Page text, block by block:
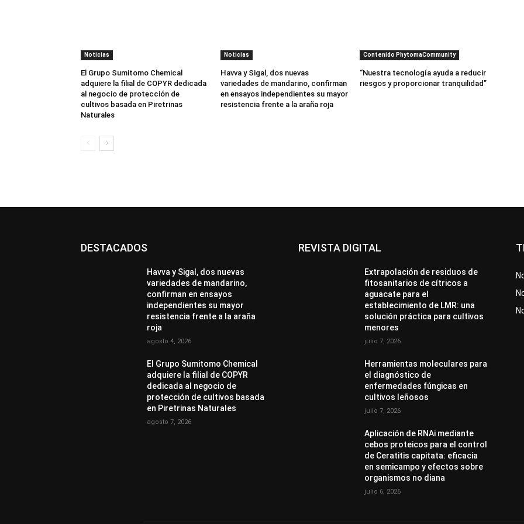
Noticias
El Grupo Sumitomo Chemical
adquiere la filial de COPYR dedicada
al negocio de protección de
cultivos basada en Piretrinas
Naturales
Noticias
Havva y Sigal, dos nuevas
variedades de mandarino, confirman
en ensayos independientes su mayor
resistencia frente a la araña roja
Contenido PhytomaCommunity
“Nuestra tecnología ayuda a reducir
riesgos y proporcionar tranquilidad”
DESTACADOS
Havva y Sigal, dos nuevas
variedades de mandarino,
confirman en ensayos
independientes su mayor
resistencia frente a la araña
roja
agosto 4, 2026
El Grupo Sumitomo Chemical
adquiere la filial de COPYR
dedicada al negocio de
protección de cultivos basada
en Piretrinas Naturales
agosto 7, 2026
REVISTA DIGITAL
Extrapolación de residuos de
fitosanitarios de cítricos a
aguacate para el
establecimiento de LMR: una
solución práctica para cultivos
menores
julio 7, 2026
Herramientas moleculares para
el diagnóstico de
enfermedades fúngicas en
cultivos leñosos
julio 7, 2026
Aplicación de RNAi mediante
cebos proteicos para el control
de Ceratitis capitata: eficacia
en semicampo y efectos sobre
organismos no diana
julio 6, 2026